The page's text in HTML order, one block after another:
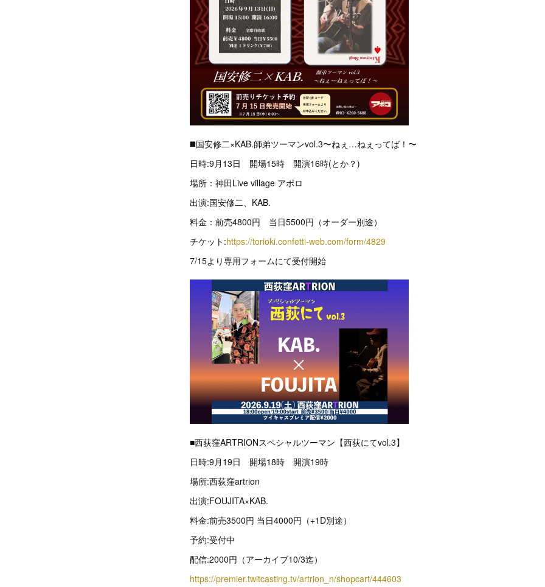
◼️国安修二×KAB.師弟ツーマンvol.3〜ねぇ…ねぇってば！〜
日時:9月13日 開場15時 開演16時(とか？)
場所：神田Live village アポロ
出演:国安修二、KAB.
料金：前売4800円 当日5500円（オーダー別途）
チケット:https://torioki.confetti-web.com/form/4829
7/15より専用フォームにて受付開始
■西荻窪ARTRIONスペシャルツーマン【西荻にてvol.3】
日時:9月19日 開場18時 開演19時
場所:西荻窪artrion
出演:FOUJITA×KAB.
料金:前売3500円 当日4000円（+1D別途）
予約:受付中
配信:2000円（アーカイブ10/3迄）
https://premier.twitcasting.tv/artrion_n/shopcart/444603